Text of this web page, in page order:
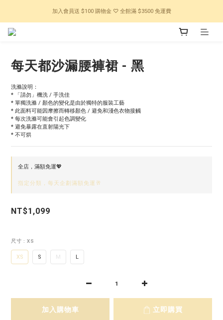
加入會員送 $100 購物金 ♡ 全館滿 $3500 免運費
每天都沙漏腰褲裙 - 黑
洗滌說明：
* 「請勿」機洗 / 手洗佳
* 單獨洗滌 / 顏色的變化是由於獨特的服裝工藝
* 此面料可能因摩擦而轉移顏色 / 避免和淺色衣物接觸
* 每次洗滌可能會引起色調變化
* 避免暴露在直射陽光下
* 不可烘
全店，滿額免運💖
指定分類，每天企劃滿額免運🥂
NT$1,099
尺寸 : XS
XS S M L
加入購物車 立即購買